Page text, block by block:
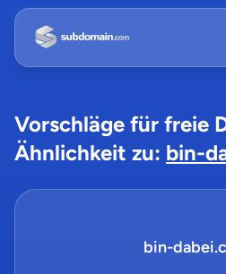
Vorschläge für freie
Ähnlichkeit zu: bin-
bin-